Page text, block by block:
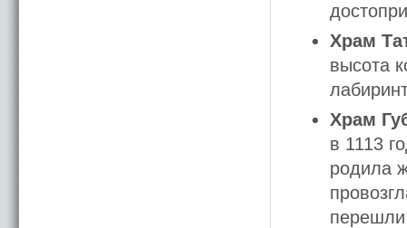
Храм
высота
Храм
в 1113
родила